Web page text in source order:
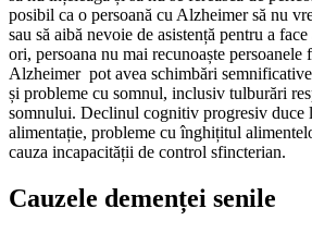
posibil ca o persoană cu Alzheimer să nu
sau să aibă nevoie de asistență pentru a
ori, persoana nu mai recunoaște persoanele
Alzheimer pot avea schimbări
și probleme cu somnul, inclusiv tulburări
somnului. Declinul cognitiv progresiv duce
alimentație, probleme cu înghițitul
cauza incapacității de control sfincterian.
Cauzele demenței senile